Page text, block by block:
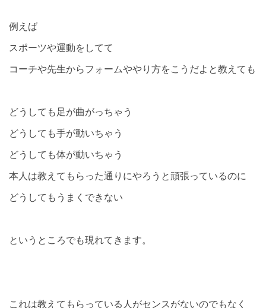
例えば
スポーツや運動をしてて
コーチや先生からフォームややり方をこうだよと教えても
どうしても足が曲がっちゃう
どうしても手が動いちゃう
どうしても体が動いちゃう
本人は教えてもらった通りにやろうと頑張っているのに
どうしてもうまくできない
というところでも現れてきます。
これは教えてもらっている人がセンスがないのでもなく